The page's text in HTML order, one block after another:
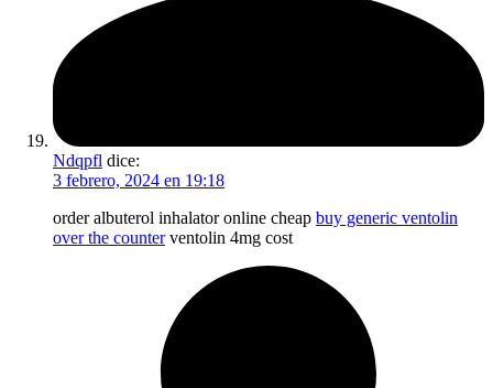
Ndqpfl dice:
3 febrero, 2024 en 19:18
order albuterol inhalator online cheap buy generic ventolin
over the counterventolin 4mg cost